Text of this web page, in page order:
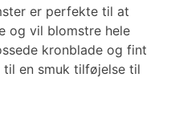
er perfekte til at
og vil blomstre hele
kronblade og fint
en smuk tilføjelse til